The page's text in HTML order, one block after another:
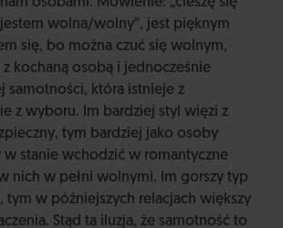
wolna/wolny”, jest pięknym
się, bo można czuć się wolnym,
z kochaną osobą i jednocześnie
samotności, która istnieje z
z wyboru. Im bardziej styl więzi z
tym bardziej jako osoby
w stanie wchodzić w romantyczne
nich w pełni wolnymi. Im gorszy typ
tym w późniejszych relacjach większy
Stąd ta iluzja, że samotność to